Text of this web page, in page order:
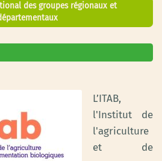
des groupes régionaux et
L’ITAB,
l'Institut de
l'agriculture
et de